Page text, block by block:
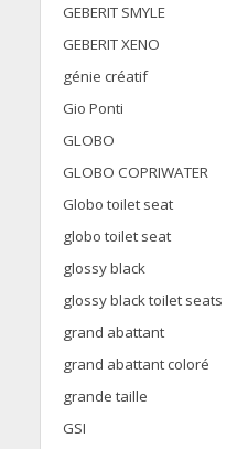
GEBERIT SMYLE
GEBERIT XENO
génie créatif
Gio Ponti
GLOBO
GLOBO COPRIWATER
Globo toilet seat
globo toilet seat
glossy black
glossy black toilet seats
grand abattant
grand abattant coloré
grande taille
GSI